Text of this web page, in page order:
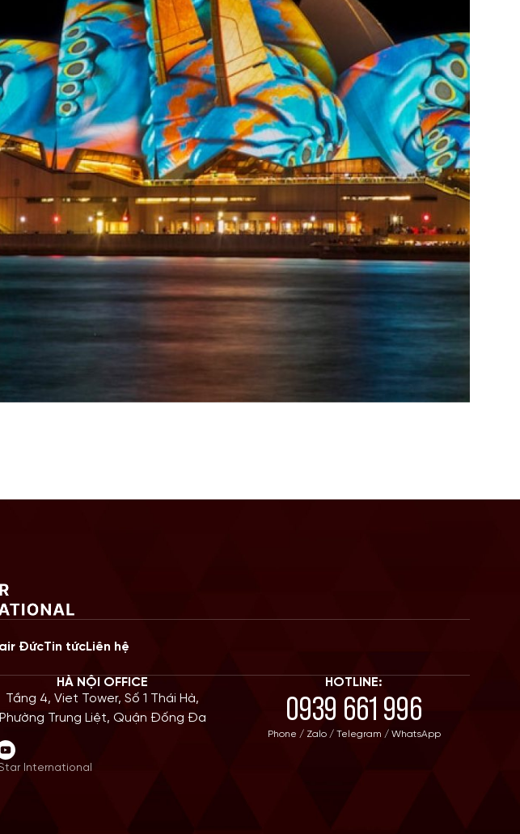
ĐứcTin tứcLiên hệ
HÀ NỘI OFFICE
Tầng 4, Viet Tower, Số 1 Thái Hà,
Phường Trung Liệt, Quận Đống Đa
HOTLINE:
0939 661 996
Phone / Zalo / Telegram / WhatsApp
International